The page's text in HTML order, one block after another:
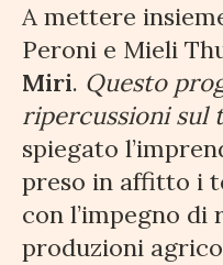
A mettere
Peroni e Mieli
Miri. Questo
ripercussioni
spiegato
preso in affitto i
con l’impegno
produzioni